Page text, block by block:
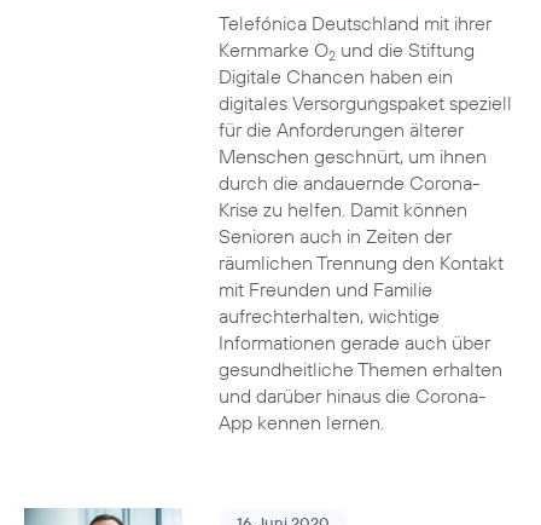
Telefónica Deutschland mit ihrer
Kernmarke O2und die Stiftung
Digitale Chancen haben ein
digitales Versorgungspaket speziell
für die Anforderungen älterer
Menschen geschnürt, um ihnen
durch die andauernde Corona-
Krise zu helfen. Damit können
Senioren auch in Zeiten der
räumlichen Trennung den Kontakt
mit Freunden und Familie
aufrechterhalten, wichtige
Informationen gerade auch über
gesundheitliche Themen erhalten
und darüber hinaus die Corona-
App kennen lernen.